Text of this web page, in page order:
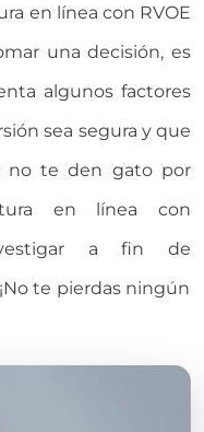
en línea con RVOE
una decisión, es
algunos factores
sea segura y que
no te den gato por
en línea con
a fin de
¡No te pierdas ningún